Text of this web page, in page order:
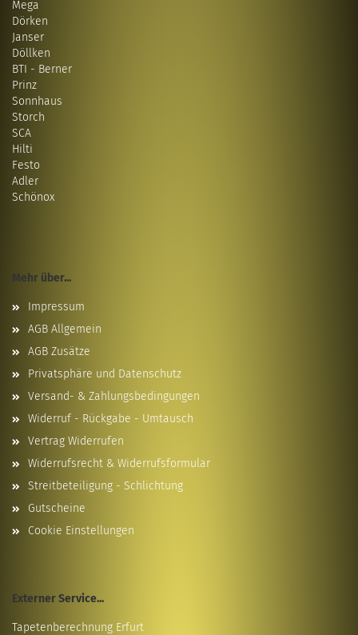
Mega
Dörken
Janser
Döllken
BTI - Berner
Prinz
Sonnhaus
Storch
SCA
Hilti
Festo
Adler
Schönox
Mehr über...
Impressum
AGB Allgemein
AGB Zusätze
Privatsphäre und Datenschutz
Versand- & Zahlungsbedingungen
Widerruf - Rückgabe - Umtausch
Vertrag Widerrufen
Widerrufsrecht & Widerrufsformular
Streitbeteiligung - Schlichtung
Gutscheine
Cookie Einstellungen
Externer Service...
Tapetenberechnung Erfurt